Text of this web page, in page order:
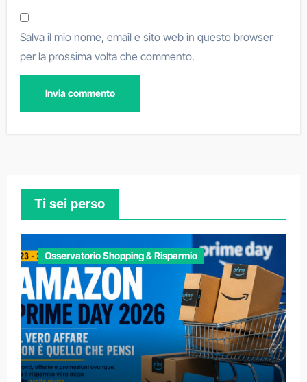
Salva il mio nome, email e sito web in questo browser
per la prossima volta che commento.
Ti sei perso
Osservatorio Shopping & Risparmio